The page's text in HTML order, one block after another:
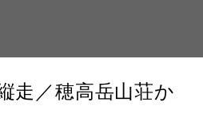
走／穂高岳山荘か